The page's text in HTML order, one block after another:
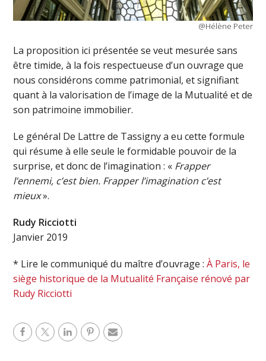
@Hélène Peter
La proposition ici présentée se veut mesurée sans
être timide, à la fois respectueuse d’un ouvrage que
nous considérons comme patrimonial, et signifiant
quant à la valorisation de l’image de la Mutualité et de
son patrimoine immobilier.
Le général De Lattre de Tassigny a eu cette formule
qui résume à elle seule le formidable pouvoir de la
surprise, et donc de l’imagination : « Frapper
l’ennemi, c’est bien. Frapper l’imagination c’est
mieux».
Rudy Ricciotti
Janvier 2019
* Lire le communiqué du maître d’ouvrage :À Paris, le
siège historique de la Mutualité Française rénové par
Rudy Ricciotti